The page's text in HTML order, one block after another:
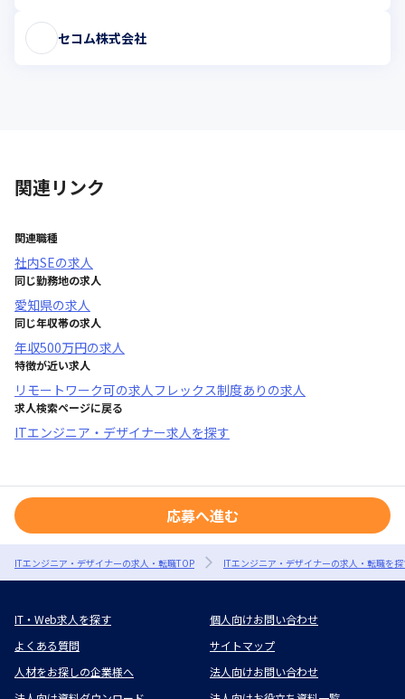
セコム株式会社
関連リンク
関連職種
社内SEの求人
同じ勤務地の求人
愛知県の求人
同じ年収帯の求人
年収500万円の求人
特徴が近い求人
リモートワーク可の求人フレックス制度あり の求人
求人検索ページに戻る
ITエンジニア・デザイナー求人を探す
応募へ進む
ITエンジニア・デザイナーの求人・転職TOP ITエンジニア・デザイナーの求人・転職を
IT・Web求人を探す
個人向けお問い合わせ
よくある質問
サイトマップ
人材をお探しの企業様へ
法人向けお問い合わせ